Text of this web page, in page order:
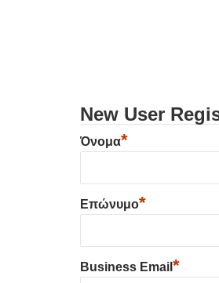
New User
Όνομα*
Επώνυμο*
Business Email *